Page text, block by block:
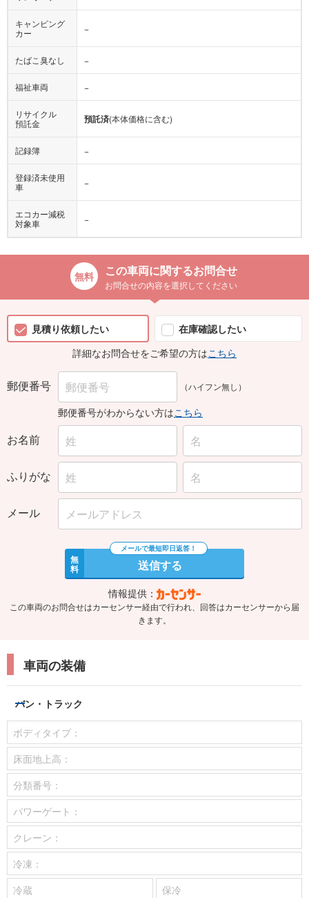
キャンピング
カー
−
たばこ臭なし −
福祉車両 −
リサイクル
預託金
預託済(本体価格に含む)
記録簿 −
登録済未使用
車
−
エコカー減税
対象車
−
この車両に関するお問合せ
お問合せの内容を選択してください
見積り依頼したい
在庫確認したい
詳細なお問合せをご希望の方はこちら
郵便番号 （ハイフン無し）
郵便番号がわからない方はこちら
お名前
ふりがな
メール
無
料 送信する
情報提供：
この車両のお問合せはカーセンサー経由で行われ、回答はカーセンサーから届
きます。
車両の装備
バン・トラック
ボディタイプ：
床面地上高：
分類番号：
パワーゲート：
クレーン：
冷凍：
冷蔵
保冷